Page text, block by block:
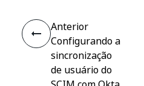
Anterior
Configurando a
sincronização
de usuário do